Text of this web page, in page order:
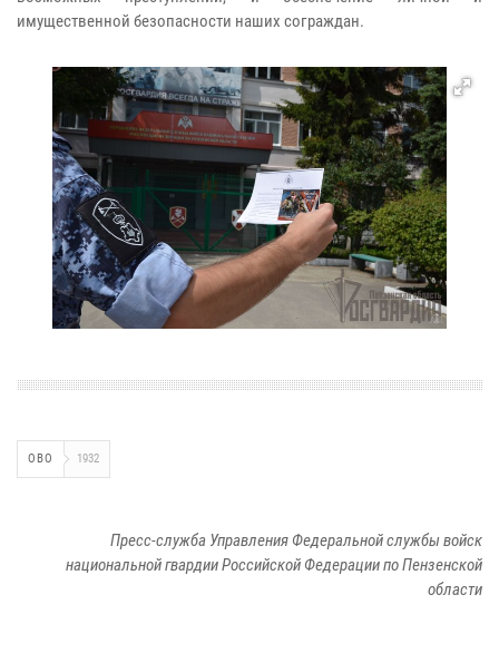
имущественной безопасности наших сограждан.
ОВО 1932
Пресс-служба Управления Федеральной службы войск
национальной гвардии Российской Федерации по Пензенской
области